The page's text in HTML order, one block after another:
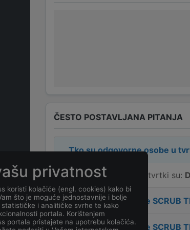
ČESTO POSTAVLJANA PITANJA
Tko su odgovorne osobe u
Odgovorne osobe u tvrtki su:
Koja je adresa tvrtke SCRUB
Koji je kontakt tvrtke SCRUB
privatnost
koristi kolačiće (engl. cookies) kako bi
što je moguće jednostavnije i bolje
i analitičke svrhe te kako
portala. Korištenjem
portala pristajete na upotrebu kolačića.